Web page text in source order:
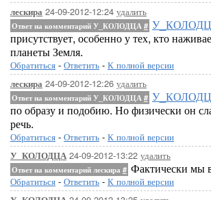
лескира 24-09-2012-12:24 удалить
Ответ на комментарий У_КОЛОДЦА #
присутствует, особенно у тех, кто
планеты Земля.
Обратиться - Ответить - К полной версии
лескира 24-09-2012-12:26 удалить
Ответ на комментарий У_КОЛОДЦА #
по образу и подобию. Но физически он
речь.
Обратиться - Ответить - К полной версии
У_КОЛОДЦА 24-09-2012-13:22 удалить
Ответ на комментарий лескира # Фактически мы
Обратиться - Ответить - К полной версии